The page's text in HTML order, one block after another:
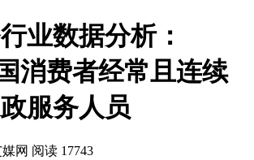
业数据分析：
消费者经常且连续
服务人员
网 阅读 17743